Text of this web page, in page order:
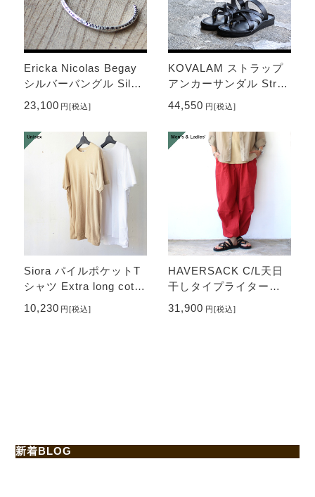
Ericka Nicolas Begay
シルバーバングル Silve
r Bangle TRIANGLE-T
A2
23,100 円 [税込]
KOVALAM ストラップ
アンカーサンダル Strap
Anchor Sandal-Water r
epellent （Black）
44,550 円 [税込]
Siora パイルポケットT
シャツ Extra long cotto
n pile S/S tee
10,230 円[税込]
HAVERSACK C/L天日
干しタイプライターワ
ークパンツ C/L-Typewri
ter Work Pants （Re
31,900 円[税込]
新着BLOG